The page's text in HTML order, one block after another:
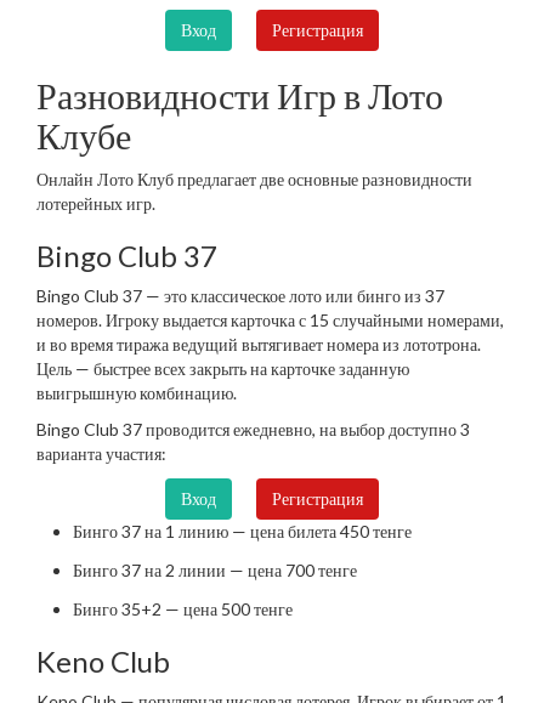
Вход Регистрация
Разновидности Игр в Лото
Клубе
Онлайн Лото Клуб предлагает две основные разновидности
лотерейных игр.
Bingo Club 37
Bingo Club 37 — это классическое лото или бинго из 37
номеров. Игроку выдается карточка с 15 случайными номерами,
и во время тиража ведущий вытягивает номера из лототрона.
Цель — быстрее всех закрыть на карточке заданную
выигрышную комбинацию.
Bingo Club 37 проводится ежедневно, на выбор доступно 3
варианта участия:
Вход
Регистрация
Бинго 37 на 1 линию — цена билета 450 тенге
Бинго 37 на 2 линии — цена 700 тенге
Бинго 35+2 — цена 500 тенге
Keno Club